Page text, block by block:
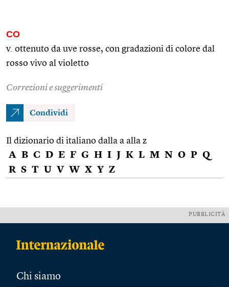
CO
v. ottenuto da uve rosse, con gradazioni di colore dal
rosso vivo al violetto
Correzioni e suggerimenti
Condividi
Il dizionario di italiano dalla a alla z
A B C D E F G H I J K L M N O P Q
R S T U V W X Y Z
PUBBLICITÀ
Chi siamo